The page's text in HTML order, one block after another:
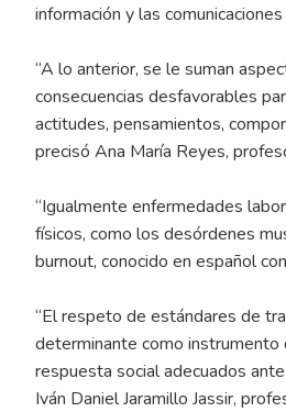
información y las comunicaciones
“A lo anterior, se le suman
consecuencias desfavorables
actitudes, pensamientos,
precisó Ana María Reyes,
“Igualmente enfermedades
físicos, como los desórdenes
burnout, conocido en español
“El respeto de estándares de
determinante como instrumento
respuesta social adecuados
Iván Daniel Jaramillo Jassir,